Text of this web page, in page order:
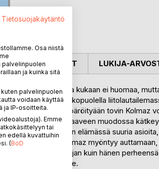
massaa, jota kukaan ei huomaa,
kotikaupunkinsa ulkopuolella
palatsiin. Epäröityään tovin Kolmaz
joka asustaa aaveen muodossa
saavuttamaan elämässä suuria
Lopulta Kolmaz myöntyy
uhata niin pojan kuin hänen
yhteiskunnan harteille.
LUKIJA-
Tietosuojakäytäntö
Osa niistä
palvelinpuolen
ja kuinka sitä
palvelinpuolen
voidaan käyttää
ja IP-osoitteita.
Emme
tai
edellä kuvattuihin
(BoD